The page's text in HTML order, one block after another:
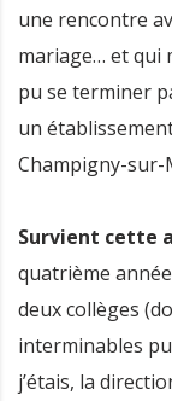
une rencontre
mariage… et qui
pu se terminer
un
Champigny-sur-
Survient cette
quatrième
deux collèges
interminables
j’étais, la